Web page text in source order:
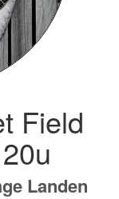
Field
Landen